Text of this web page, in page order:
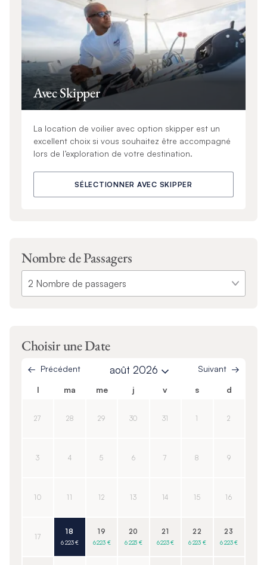
Avec Skipper
La location de voilier avec option skipper est un
excellent choix si vous souhaitez être accompagné
lors de l’exploration de votre destination.
SÉLECTIONNER AVEC SKIPPER
Nombre de Passagers
Choisir une Date
Précédent août 2026 Suivant
l ma me j v s d
27 28 29 30 31 1 2
3 4 5 6 7 8 9
10 11 12 13 14 15 16
17
18
6 223 €
19
6 223 €
20
6 223 €
21
6 223 €
22
6 223 €
23
6 223 €